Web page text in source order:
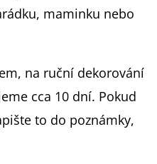
maminku nebo
na ruční dekorování
cca 10 dní. Pokud
to do poznámky,